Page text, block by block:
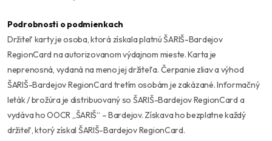
Podrobnosti o podmienkach
Držiteľ karty je osoba, ktorá získala platnú ŠARIŠ-Bardejov
RegionCard na autorizovanom výdajnom mieste. Karta je
neprenosná, vydaná na meno jej držiteľa. Čerpanie zliav a výhod
ŠARIŠ-Bardejov RegionCard tretím osobám je zakázané. Informačný
leták / brožúra je distribuovaný so ŠARIŠ-Bardejov RegionCard a
vydáva ho OOCR „ŠARIŠ“ – Bardejov. Získava ho bezplatne každý
držiteľ, ktorý získal ŠARIŠ-Bardejov RegionCard.